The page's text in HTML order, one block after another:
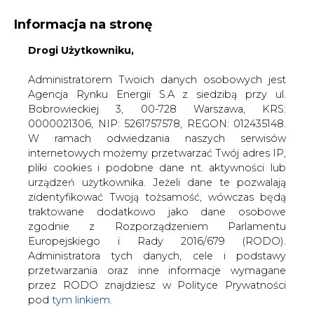
KONTAKT:
WYDAWCA PORTALU:
WYSOKI KONTRAST WIELKOŚĆ TEKSTU A A
ZALOGUJ SIĘ
WŁĄCZ CIRE.TV
Informacja na stronę
Drogi Użytkowniku,
Administratorem Twoich danych osobowych jest
Agencja Rynku Energii S.A z siedzibą przy ul.
Bobrowieckiej 3, 00-728 Warszawa, KRS:
0000021306, NIP: 5261757578, REGON: 012435148.
W ramach odwiedzania naszych serwisów
internetowych możemy przetwarzać Twój adres IP,
pliki cookies i podobne dane nt. aktywności lub
urządzeń użytkownika. Jeżeli dane te pozwalają
zidentyfikować Twoją tożsamość, wówczas będą
traktowane dodatkowo jako dane osobowe
zgodnie z Rozporządzeniem Parlamentu
Europejskiego i Rady 2016/679 (RODO).
Administratora tych danych, cele i podstawy
przetwarzania oraz inne informacje wymagane
przez RODO znajdziesz w Polityce Prywatności
pod tym linkiem.